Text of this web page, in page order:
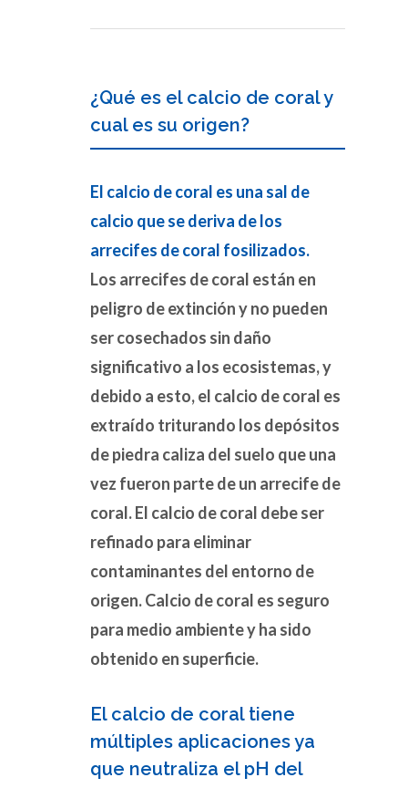
¿Qué es el calcio de coral y
cual es su origen?
El calcio de coral es una sal de
calcio que se deriva de los
arrecifes de coral fosilizados.
Los arrecifes de coral están en
peligro de extinción y no pueden
ser cosechados sin daño
significativo a los ecosistemas, y
debido a esto, el calcio de coral es
extraído triturando los depósitos
de piedra caliza del suelo que una
vez fueron parte de un arrecife de
coral. El calcio de coral debe ser
refinado para eliminar
contaminantes del entorno de
origen. Calcio de coral es seguro
para medio ambiente y ha sido
obtenido en superficie.
El calcio de coral tiene
múltiples aplicaciones ya
que neutraliza el pH del